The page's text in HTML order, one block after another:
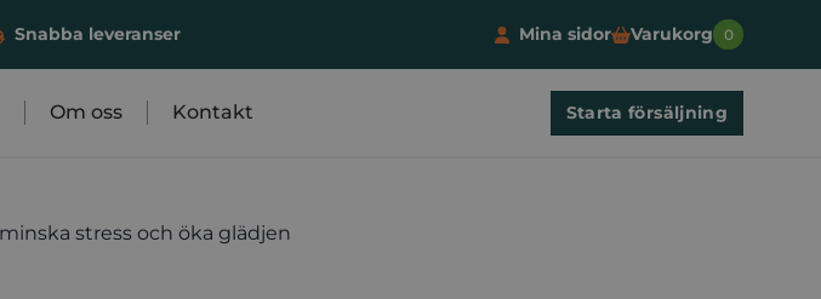
Snabba leveranser Mina sidor Varukorg 0
Om oss Kontakt Starta försäljning
stress och öka glädjen